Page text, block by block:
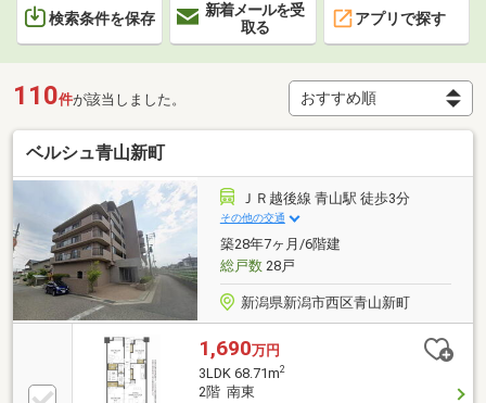
検索条件を保存
新着メールを受
取る
アプリで探す
110件が該当しました。
ベルシュ青山新町
ＪＲ越後線 青山駅 徒歩3分
その他の交通
築28年7ヶ月/6階建
総戸数28戸
新潟県新潟市西区青山新町
1,690万円
3LDK 68.71m2
2階 南東